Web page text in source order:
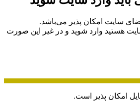
سایت امکان پذیر می‌باشد.
هستید وارد شوید و در غیر این صورت
امکان پذیر است.